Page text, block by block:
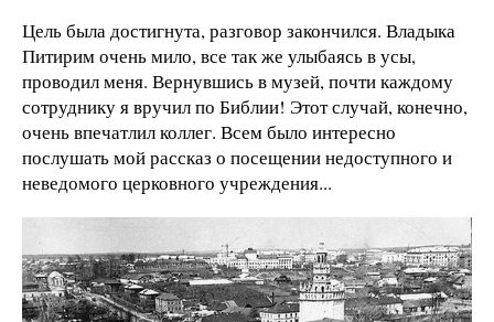
Цель была достигнута, разговор закончился. Владыка
Питирим очень мило, все так же улыбаясь в усы,
проводил меня. Вернувшись в музей, почти каждому
сотруднику я вручил по Библии! Этот случай, конечно,
очень впечатлил коллег. Всем было интересно
послушать мой рассказ о посещении недоступного и
неведомого церковного учреждения...